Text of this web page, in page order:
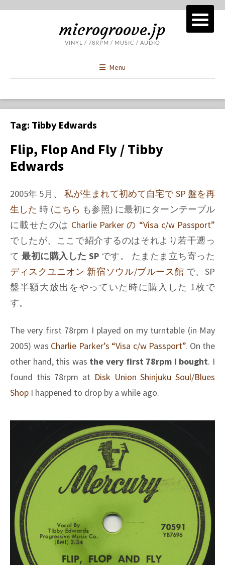
microgroove.jp
VINYL / 78RPM / MUSIC / AUDIO
Menu
Tag: Tibby Edwards
Flip, Flop And Fly / Tibby
Edwards
2005年 5月、 私が生まれて初めて自宅で SP 盤を再
生した 時 (こちら も参照) に最初にターンテーブル
に載せたのは Charlie Parker の “Visa c/w Passport”
でしたが、ここで紹介するのはそれより若干遡っ
て最初に購入した SP です。 たまたま立ち寄った
ディスクユニオン 新宿ソウル/ブルース館 で、SP
盤半額大放出をやっていた時に購入した 1枚で
す。
The very first 78rpm I played on my turntable (in May
2005) was Charlie Parker’s “Visa c/w Passport”. On the
other hand, this was the very first 78rpm I bought. I
found this 78rpm at Disk Union Shinjuku Soul/Blues
Shop I happened to drop by a while ago.